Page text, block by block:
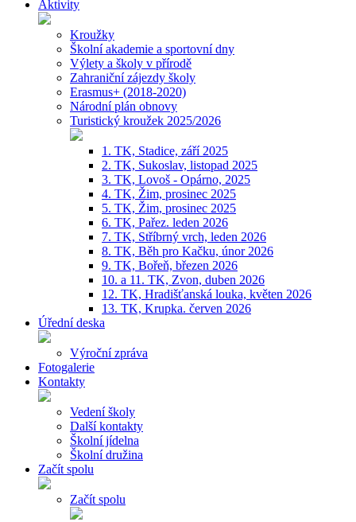
Aktivity
Kroužky
Školní akademie a sportovní dny
Výlety a školy v přírodě
Zahraniční zájezdy školy
Erasmus+ (2018-2020)
Národní plán obnovy
Turistický kroužek 2025/2026
1. TK, Stadice, září 2025
2. TK, Sukoslav, listopad 2025
3. TK, Lovoš - Opárno, 2025
4. TK, Žim, prosinec 2025
5. TK, Žim, prosinec 2025
6. TK, Pařez. leden 2026
7. TK, Stříbrný vrch, leden 2026
8. TK, Běh pro Kačku, únor 2026
9. TK, Bořeň, březen 2026
10. a 11. TK, Zvon, duben 2026
12. TK, Hradišťanská louka, květen 2026
13. TK, Krupka. červen 2026
Úřední deska
Výroční zpráva
Fotogalerie
Kontakty
Vedení školy
Další kontakty
Školní jídelna
Školní družina
Začít spolu
Začít spolu